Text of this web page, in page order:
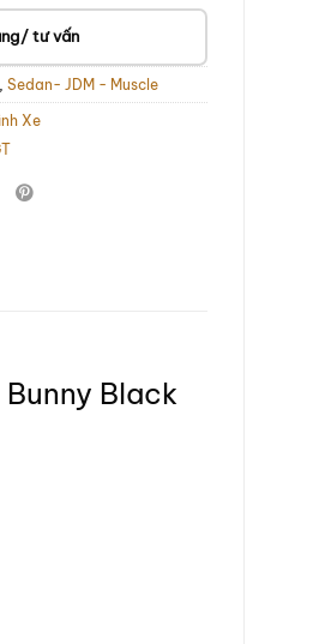
tư vấn
,Sedan- JDM - Muscle
Xe
Black